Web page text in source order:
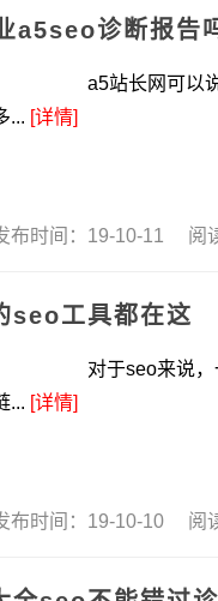
a5seo诊断报告
a5站长网可以说是网
... [详情]
布时间：19-10-11 阅
seo工具都在这
对于seo来说，一般
... [详情]
布时间：19-10-10 阅